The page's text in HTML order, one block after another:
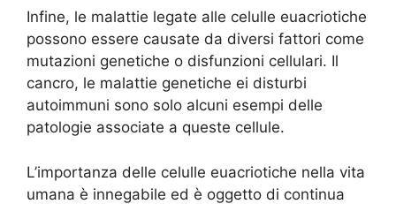
Infine, le malattie legate alle celulle euacriotiche
possono essere causate da diversi fattori come
mutazioni genetiche o disfunzioni cellulari. Il
cancro, le malattie genetiche ei disturbi
autoimmuni sono solo alcuni esempi delle
patologie associate a queste cellule.
L’importanza delle celulle euacriotiche nella vita
umana è innegabile ed è oggetto di continua